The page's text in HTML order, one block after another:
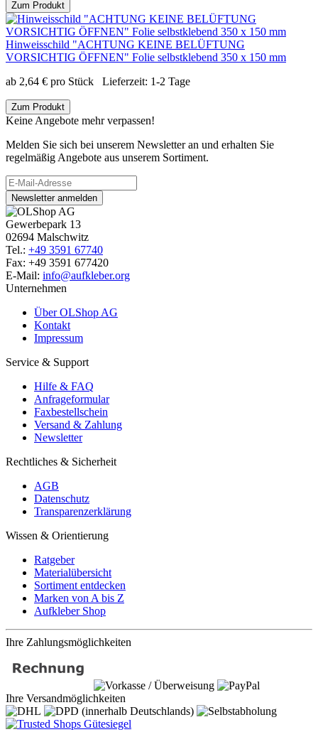
Zum Produkt
Hinweisschild "ACHTUNG KEINE BELÜFTUNG
VORSICHTIG ÖFFNEN" Folie selbstklebend 350 x 150 mm
ab 2,64 € pro Stück Lieferzeit: 1-2 Tage
Zum Produkt
Keine Angebote mehr verpassen!
Melden Sie sich bei unserem Newsletter an und erhalten Sie
regelmäßig Angebote aus unserem Sortiment.
Newsletter anmelden
Gewerbepark 13
02694 Malschwitz
Tel.: +49 3591 67740
Fax: +49 3591 677420
E-Mail: info@aufkleber.org
Unternehmen
Über OLShop AG
Kontakt
Impressum
Service & Support
Hilfe & FAQ
Anfrageformular
Faxbestellschein
Versand & Zahlung
Newsletter
Rechtliches & Sicherheit
AGB
Datenschutz
Transparenzerklärung
Wissen & Orientierung
Ratgeber
Materialübersicht
Sortiment entdecken
Marken von A bis Z
Aufkleber Shop
Ihre Zahlungsmöglichkeiten
Ihre Versandmöglichkeiten